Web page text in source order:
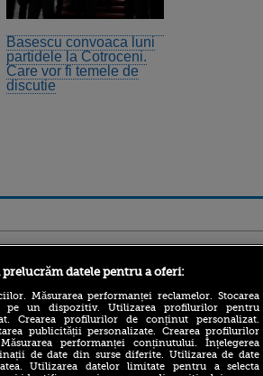
Basescu convoaca luni
partidele la Cotroceni.
Care vor fi temele de
discutie
datele pentru a oferi:
Măsurarea performanței reclamelor. Stocarea
pe un dispozitiv. Utilizarea profilurilor pentru
Crearea profilurilor de conținut personalizat.
publicității personalizate. Crearea profilurilor
performanței conținutului. Înțelegerea
de date din surse diferite. Utilizarea de date
Utilizarea datelor limitate pentru a selecta